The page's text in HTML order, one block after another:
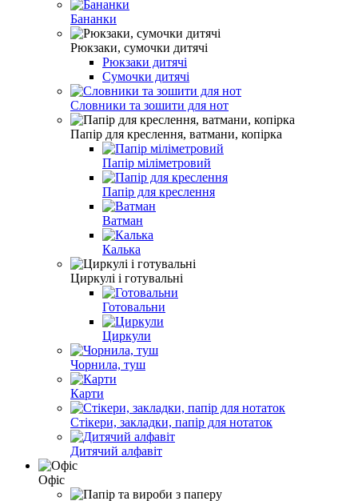
Бананки
Рюкзаки, сумочки дитячі
Рюкзаки дитячі
Сумочки дитячі
Словники та зошити для нот
Папір для креслення, ватмани, копірка
Папір міліметровий
Папір для креслення
Ватман
Калька
Циркулі і готувальні
Готовальни
Циркули
Чорнила, туш
Карти
Стікери, закладки, папір для нотаток
Дитячий алфавіт
Офіс